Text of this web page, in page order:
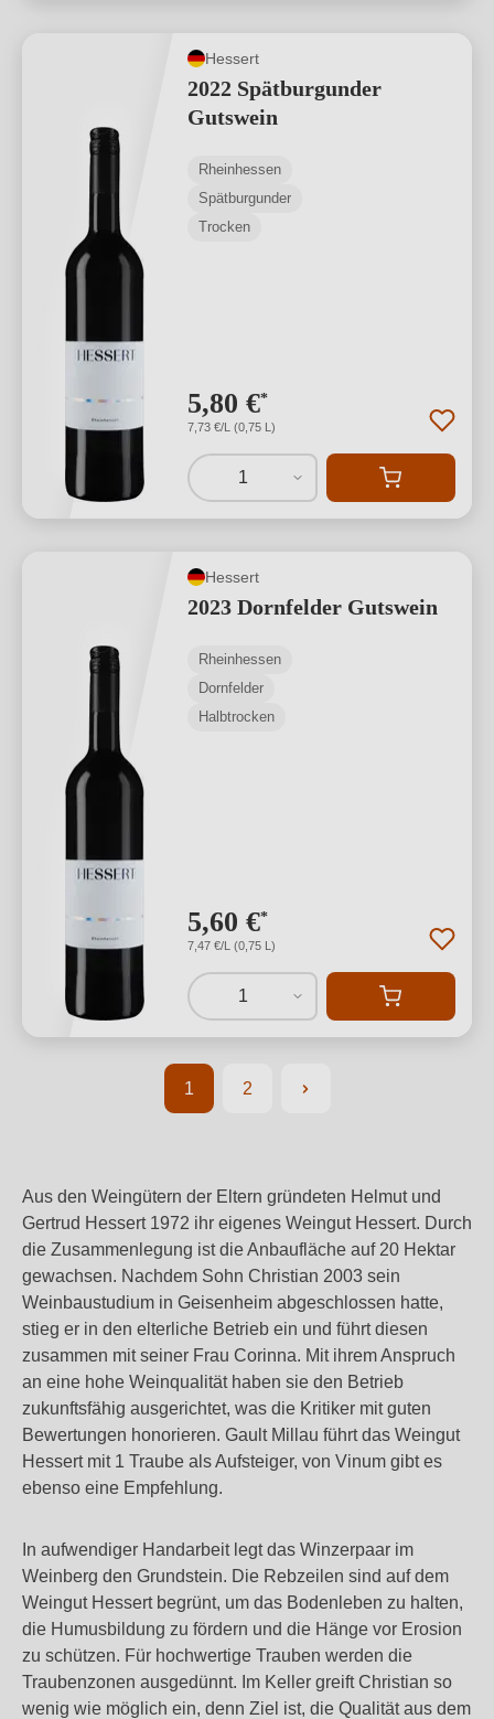
Hessert
2022 Spätburgunder
Gutswein
Rheinhessen
Spätburgunder
Trocken
5,80 €*
7,73 €/L (0,75 L)
1
Hessert
2023 Dornfelder Gutswein
Rheinhessen
Dornfelder
Halbtrocken
5,60 €*
7,47 €/L (0,75 L)
1
Seite
1
Seite
2
Aus den Weingütern der Eltern gründeten Helmut und
Gertrud Hessert 1972 ihr eigenes Weingut Hessert. Durch
die Zusammenlegung ist die Anbaufläche auf 20 Hektar
gewachsen. Nachdem Sohn Christian 2003 sein
Weinbaustudium in Geisenheim abgeschlossen hatte,
stieg er in den elterliche Betrieb ein und führt diesen
zusammen mit seiner Frau Corinna. Mit ihrem Anspruch
an eine hohe Weinqualität haben sie den Betrieb
zukunftsfähig ausgerichtet, was die Kritiker mit guten
Bewertungen honorieren. Gault Millau führt das Weingut
Hessert mit 1 Traube als Aufsteiger, von Vinum gibt es
ebenso eine Empfehlung.
In aufwendiger Handarbeit legt das Winzerpaar im
Weinberg den Grundstein. Die Rebzeilen sind auf dem
Weingut Hessert begrünt, um das Bodenleben zu halten,
die Humusbildung zu fördern und die Hänge vor Erosion
zu schützen. Für hochwertige Trauben werden die
Traubenzonen ausgedünnt. Im Keller greift Christian so
wenig wie möglich ein, denn Ziel ist, die Qualität aus dem